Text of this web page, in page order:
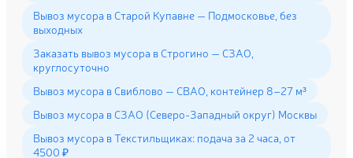
Вывоз мусора в Старой Купавне — Подмосковье, без
выходных
Заказать вывоз мусора в Строгино — СЗАО,
круглосуточно
Вывоз мусора в Свиблово — СВАО, контейнер 8–27 м³
Вывоз мусора в СЗАО (Северо-Западный округ) Москвы
Вывоз мусора в Текстильщиках: подача за 2 часа, от
4500 ₽